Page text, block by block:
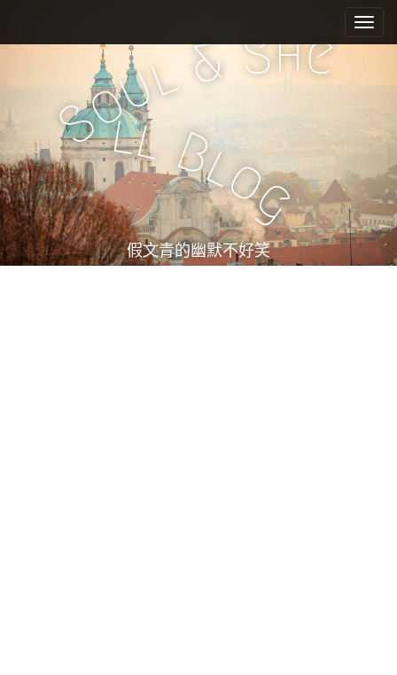
e
n
u
i
c
n
t
e
n
t
Soul&She
ll Bl
og
假文青的幽默不好笑